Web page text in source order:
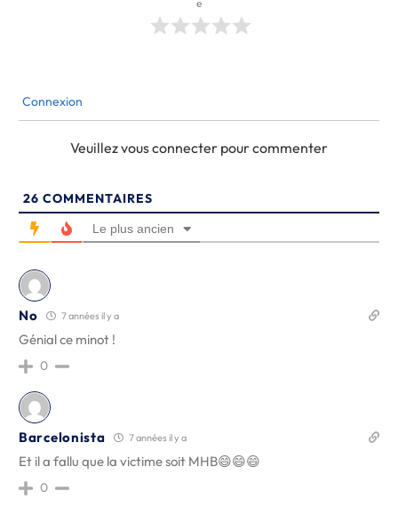
e
Connexion
Veuillez vous connecter pour commenter
26 COMMENTAIRES
Le plus ancien
No 7 années il y a
Génial ce minot !
0
Barcelonista 7 années il y a
Et il a fallu que la victime soit MHB😄😄😄
0